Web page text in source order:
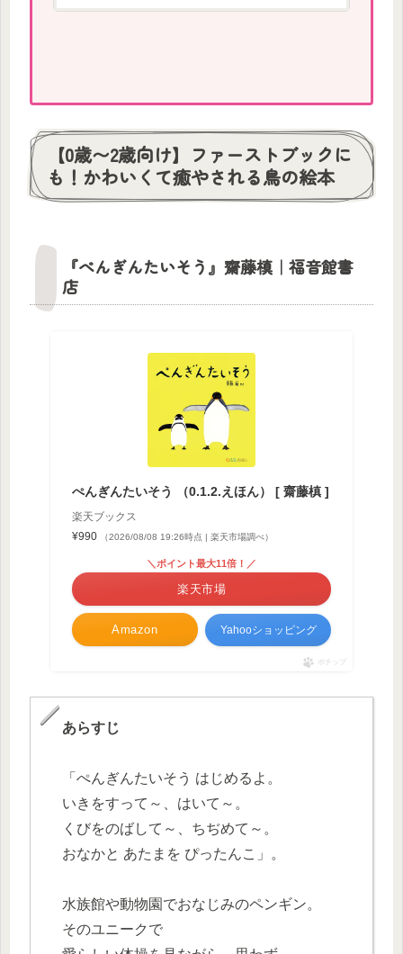
【0歳〜2歳向け】ファーストブックに
も！かわいくて癒やされる鳥の絵本
『ぺんぎんたいそう』齋藤槙｜福音館書
店
ぺんぎんたいそう （0.1.2.えほん） [ 齋藤槙 ]
楽天ブックス
¥990
（2026/08/08 19:26時点 | 楽天市場調べ）
Amazon
＼ポイント最大11倍！／
楽天市場
Yahooショッピング
ポチップ
あらすじ
「ぺんぎんたいそう はじめるよ。
いきをすって～、はいて～。
くびをのばして～、ちぢめて～。
おなかと あたまを ぴったんこ」。
水族館や動物園でおなじみのペンギン。
そのユニークで